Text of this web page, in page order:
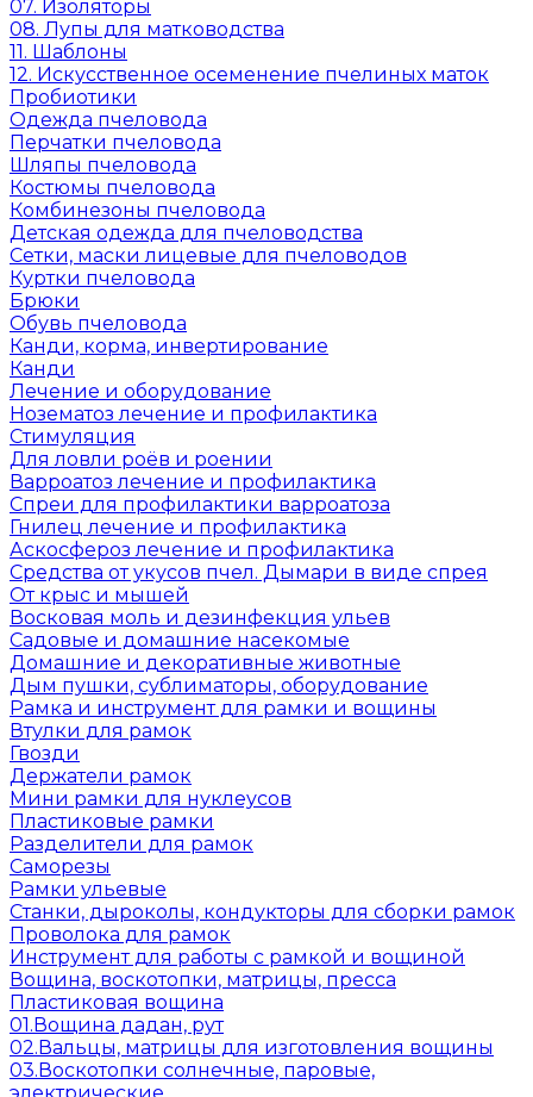
07. Изоляторы
08. Лупы для матководства
11. Шаблоны
12. Искусственное осеменение пчелиных маток
Пробиотики
Одежда пчеловода
Перчатки пчеловода
Шляпы пчеловода
Костюмы пчеловода
Комбинезоны пчеловода
Детская одежда для пчеловодства
Сетки, маски лицевые для пчеловодов
Куртки пчеловода
Брюки
Обувь пчеловода
Канди, корма, инвертирование
Канди
Лечение и оборудование
Нозематоз лечение и профилактика
Стимуляция
Для ловли роёв и роении
Варроатоз лечение и профилактика
Спреи для профилактики варроатоза
Гнилец лечение и профилактика
Аскосфероз лечение и профилактика
Средства от укусов пчел. Дымари в виде спрея
От крыс и мышей
Восковая моль и дезинфекция ульев
Садовые и домашние насекомые
Домашние и декоративные животные
Дым пушки, сублиматоры, оборудование
Рамка и инструмент для рамки и вощины
Втулки для рамок
Гвозди
Держатели рамок
Мини рамки для нуклеусов
Пластиковые рамки
Разделители для рамок
Саморезы
Рамки ульевые
Станки, дыроколы, кондукторы для сборки рамок
Проволока для рамок
Инструмент для работы с рамкой и вощиной
Вощина, воскотопки, матрицы, пресса
Пластиковая вощина
01.Вощина дадан, рут
02.Вальцы, матрицы для изготовления вощины
03.Воскотопки солнечные, паровые,